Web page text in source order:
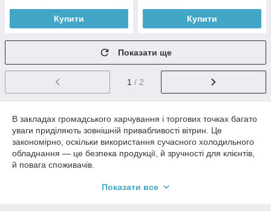
Купити Купити
Показати ще
1 / 2
В закладах громадського харчування і торгових точках багато
уваги приділяють зовнішній привабливості вітрин. Це
закономірно, оскільки використання сучасного холодильного
обладнання — це безпека продукції, й зручності для клієнтів,
й повага споживачів.
свіжість та товарний вигляд продуктів харчування.
Показати все